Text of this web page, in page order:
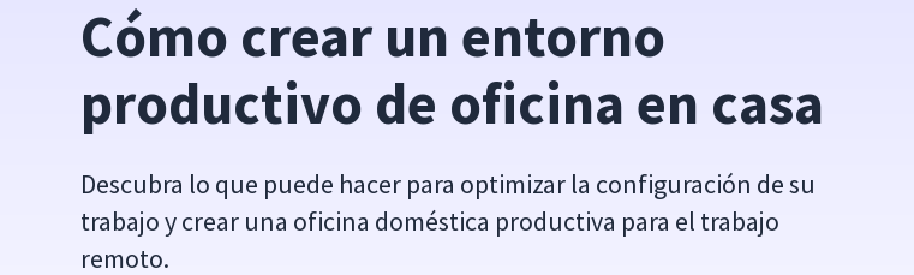
Cómo crear un entorno
productivo de oficina en casa
Descubra lo que puede hacer para optimizar la configuración de su
trabajo y crear una oficina doméstica productiva para el trabajo
remoto.